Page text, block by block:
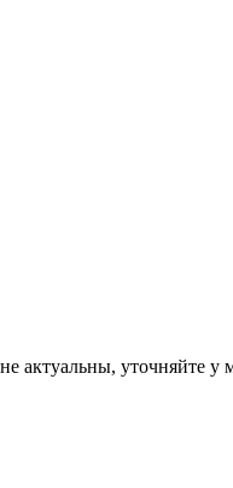
актуальны, уточняйте у